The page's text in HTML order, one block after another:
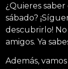
¿Quieres
sábado?
descubrirlo!
amigos. Ya
Además,